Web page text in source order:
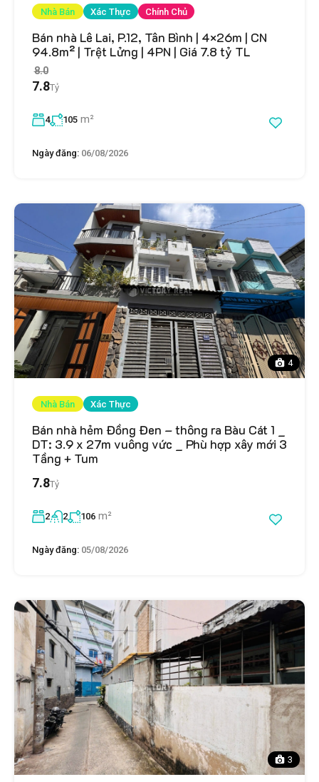
Nhà Bán Xác Thực Chính Chủ
Bán nhà Lê Lai, P.12, Tân Bình | 4×26m | CN
94.8m² | Trệt Lửng | 4PN | Giá 7.8 tỷ TL
7.8
8.0
Tỷ
4 105 m²
Ngày đăng: 06/08/2026
4
Nhà Bán Xác Thực
Bán nhà hẻm Đồng Đen – thông ra Bàu Cát 1 _
DT: 3.9 x 27m vuông vức _ Phù hợp xây mới 3
Tầng + Tum
7.8Tỷ
2 2 106 m²
Ngày đăng: 05/08/2026
3